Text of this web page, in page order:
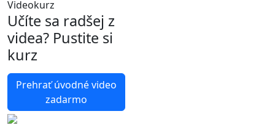
Videokurz
Učíte sa radšej z
videa? Pustite si
kurz
Prehrať úvodné video
zadarmo